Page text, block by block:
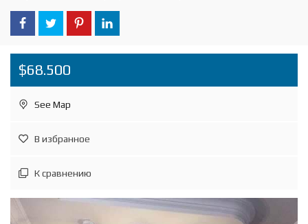
$68.500
See Map
В избранное
К сравнению